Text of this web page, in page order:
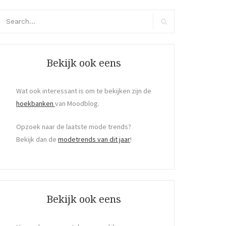
Bekijk ook eens
Wat ook interessant is om te bekijken zijn de
hoekbanken van Moodblog.
Opzoek naar de laatste mode trends?
Bekijk dan de modetrends van dit jaar!
Bekijk ook eens